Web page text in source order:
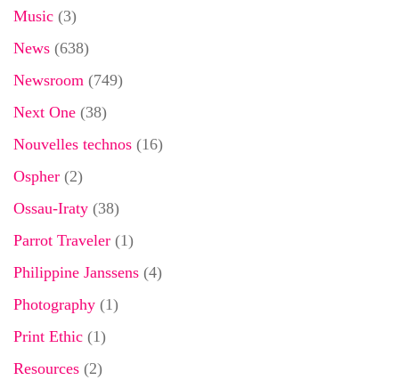
Music (3)
News (638)
Newsroom (749)
Next One (38)
Nouvelles technos (16)
Ospher (2)
Ossau-Iraty (38)
Parrot Traveler (1)
Philippine Janssens (4)
Photography (1)
Print Ethic (1)
Resources (2)